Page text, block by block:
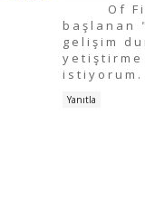
Of
başlanan
gelişim
yetiştirme
istiyorum.
Yanıtla